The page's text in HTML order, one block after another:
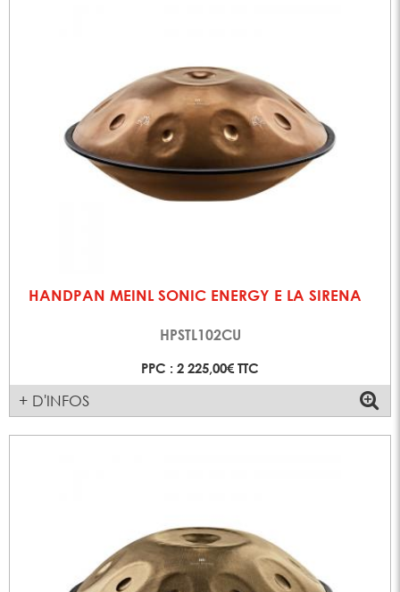
HANDPAN MEINL SONIC ENERGY E LA SIRENA
HPSTL102CU
PPC : 2 225,00€ TTC
+ D'INFOS